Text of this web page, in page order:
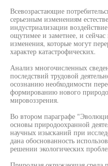
Всевозрастающие
серьезным изменениям
индустриализации
ощутимее и заметнее, и
изменения, которые могут
характер катастрофических.
Анализ многочисленных
последствий трудовой
осознанию необходимости
формированию нового
мировоззрения.
Во втором параграфе
основы природоохранной
научных изысканий при
дана обоснованность
решении экологических